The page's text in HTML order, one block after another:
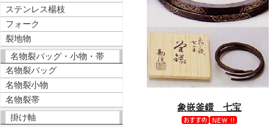
ステンレス楊枝
フォーク
裂地物
名物裂バッグ・小物・帯
名物裂バッグ
名物裂小物
名物裂帯
掛け軸
象嵌釜鐶 七宝